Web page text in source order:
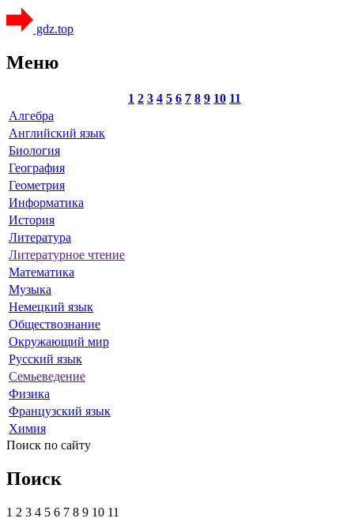
gdz.top
Меню
1 2 3 4 5 6 7 8 9 10 11
Алгебра
Английский язык
Биология
География
Геометрия
Информатика
История
Литература
Литературное чтение
Математика
Музыка
Немецкий язык
Обществознание
Окружающий мир
Русский язык
Семьеведение
Физика
Французский язык
Химия
Поиск по сайту
Поиск
1 2 3 4 5 6 7 8 9 10 11